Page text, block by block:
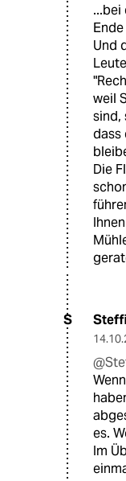
...bei
Und
weil
sind,
dass
Die
S Steffi
es.
Im